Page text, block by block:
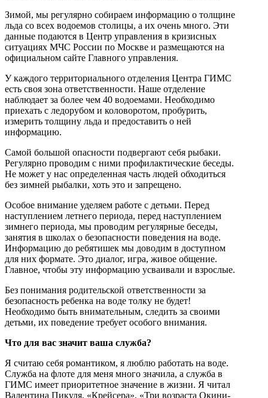
Зимой, мы регулярно собираем информацию о толщине
льда со всех водоемов столицы, а их очень много. Эти
данные подаются в Центр управления в кризисных
ситуациях МЧС России по Москве и размещаются на
официальном сайте Главного управления.
У каждого территориального отделения Центра ГИМС
есть своя зона ответственности. Наше отделение
наблюдает за более чем 40 водоемами. Необходимо
приехать с ледорубом и коловоротом, пробурить,
измерить толщину льда и предоставить о ней
информацию.
Самой большой опасности подвергают себя рыбаки.
Регулярно проводим с ними профилактические беседы.
Не может у нас определенная часть людей обходиться
без зимней рыбалки, хоть это и запрещено.
Особое внимание уделяем работе с детьми. Перед
наступлением летнего периода, перед наступлением
зимнего периода, мы проводим регулярные беседы,
занятия в школах о безопасности поведения на воде.
Информацию до ребятишек мы доводим в доступном
для них формате. Это диалог, игра, живое общение.
Главное, чтобы эту информацию усваивали и взрослые.
Без понимания родительской ответственности за
безопасность ребенка на воде толку не будет!
Необходимо быть внимательным, следить за своими
детьми, их поведение требует особого внимания.
Что для вас значит ваша служба?
Я считаю себя романтиком, я люблю работать на воде.
Служба на флоте для меня много значила, а служба в
ГИМС имеет приоритетное значение в жизни. Я читал
Валентина Пикуля, «Крейсера», «Три возраста Окини-